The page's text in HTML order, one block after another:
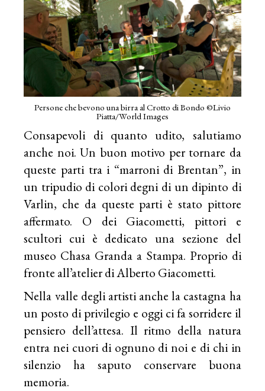
Persone che bevono una birra al Crotto di Bondo ©Livio
Piatta/World Images
Consapevoli di quanto udito, salutiamo
anche noi. Un buon motivo per tornare da
queste parti tra i “marroni di Brentan”, in
un tripudio di colori degni di un dipinto di
Varlin, che da queste parti è stato pittore
affermato. O dei Giacometti, pittori e
scultori cui è dedicato una sezione del
museo Chasa Granda a Stampa. Proprio di
fronte all’atelier di Alberto Giacometti.
Nella valle degli artisti anche la castagna ha
un posto di privilegio e oggi ci fa sorridere il
pensiero dell’attesa. Il ritmo della natura
entra nei cuori di ognuno di noi e di chi in
silenzio ha saputo conservare buona
memoria.